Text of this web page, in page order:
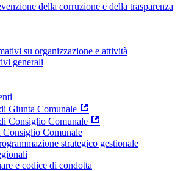
della corruzione e della trasparenza
su organizzazione e attività
generali
Giunta Comunale
Consiglio Comunale
Consiglio Comunale
strategico gestionale
e codice di condotta